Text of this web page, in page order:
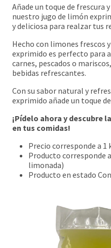
Añade un toque de frescura
nuestro jugo de limón
y deliciosa para realzar tus
Hecho con limones frescos
exprimido es perfecto para
carnes, pescados o
bebidas refrescantes.
Con su sabor natural y
exprimido añade un toque
¡Pídelo ahora y descubre
en tus comidas!
Precio corresponde a 1
Producto corresponde
limonada)
Producto en estado